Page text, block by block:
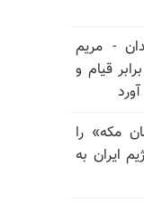
- مریم
قیام و
مکه» را
ایران به